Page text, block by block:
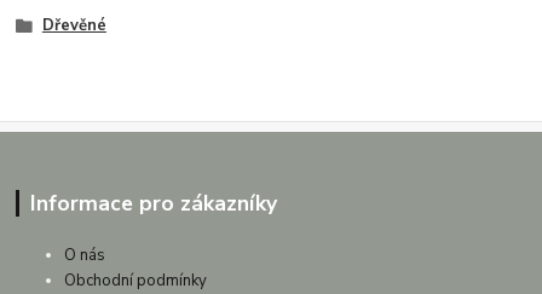
Dřevěné
Informace pro zákazníky
O nás
Obchodní podmínky